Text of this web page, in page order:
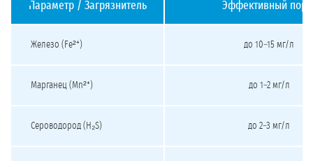
Параметр / Загрязнитель Эффективный
Железо (Fe²⁺) до 10–15 мг/л
Марганец (Mn²⁺) до 1–2 мг/л
Сероводород (H₂S) до 2–3 мг/л